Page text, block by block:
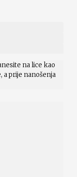
na lice kao
a prije nanošenja